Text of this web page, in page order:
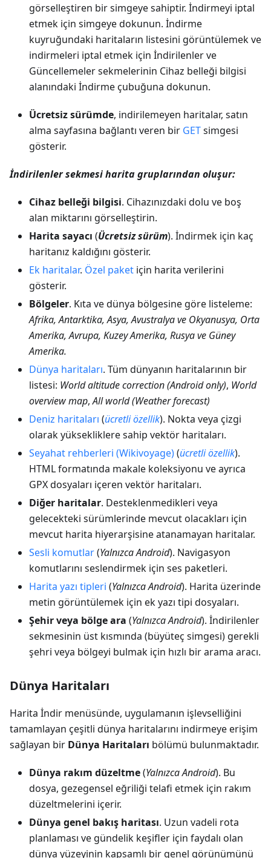
görselleştiren bir simgeye sahiptir. İndirmeyi iptal
etmek için simgeye dokunun. İndirme
kuyruğundaki haritaların listesini görüntülemek ve
indirmeleri iptal etmek için İndirilenler ve
Güncellemeler sekmelerinin Cihaz belleği bilgisi
alanındaki İndirme çubuğuna dokunun.
Ücretsiz sürümde, indirilemeyen haritalar, satın
alma sayfasına bağlantı veren bir GETsimgesi
gösterir.
İndirilenler sekmesi harita gruplarından oluşur:
Cihaz belleği bilgisi. Cihazınızdaki dolu ve boş
alan miktarını görselleştirin.
Harita sayacı (Ücretsiz sürüm). İndirmek için kaç
haritanız kaldığını gösterir.
Ek haritalar. Özel paket için harita verilerini
gösterir.
Bölgeler. Kıta ve dünya bölgesine göre listeleme:
Afrika, Antarktika, Asya, Avustralya ve Okyanusya, Orta
Amerika, Avrupa, Kuzey Amerika, Rusya ve Güney
Amerika.
Dünya haritaları. Tüm dünyanın haritalarının bir
listesi: World altitude correction (Android only), World
overview map,All world (Weather forecast)
Deniz haritaları (ücretli özellik). Nokta veya çizgi
olarak yüksekliklere sahip vektör haritaları.
Seyahat rehberleri (Wikivoyage)(ücretli özellik).
HTML formatında makale koleksiyonu ve ayrıca
GPX dosyaları içeren vektör haritaları.
Diğer haritalar. Desteklenmedikleri veya
gelecekteki sürümlerinde mevcut olacakları için
mevcut harita hiyerarşisine atanamayan haritalar.
Sesli komutlar(Yalnızca Android). Navigasyon
komutlarını seslendirmek için ses paketleri.
Harita yazı tipleri (Yalnızca Android). Harita üzerinde
metin görüntülemek için ek yazı tipi dosyaları.
Şehir veya bölge ara (Yalnızca Android). İndirilenler
sekmesinin üst kısmında (büyüteç simgesi) gerekli
şehri veya bölgeyi bulmak için hızlı bir arama aracı.
Dünya Haritaları
Harita İndir menüsünde, uygulamanın işlevselliğini
tamamlayan çeşitli dünya haritalarını indirmeye erişim
sağlayan bir Dünya Haritaları bölümü bulunmaktadır.
Dünya rakım düzeltme(Yalnızca Android). Bu
dosya, gezegensel eğriliği telafi etmek için rakım
düzeltmelerini içerir.
Dünya genel bakış haritası. Uzun vadeli rota
planlaması ve gündelik keşifler için faydalı olan
dünya yüzeyinin kapsamlı bir genel görünümünü